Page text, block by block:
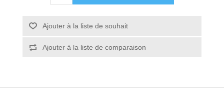
Ajouter à la liste de souhait
Ajouter à la liste de comparaison